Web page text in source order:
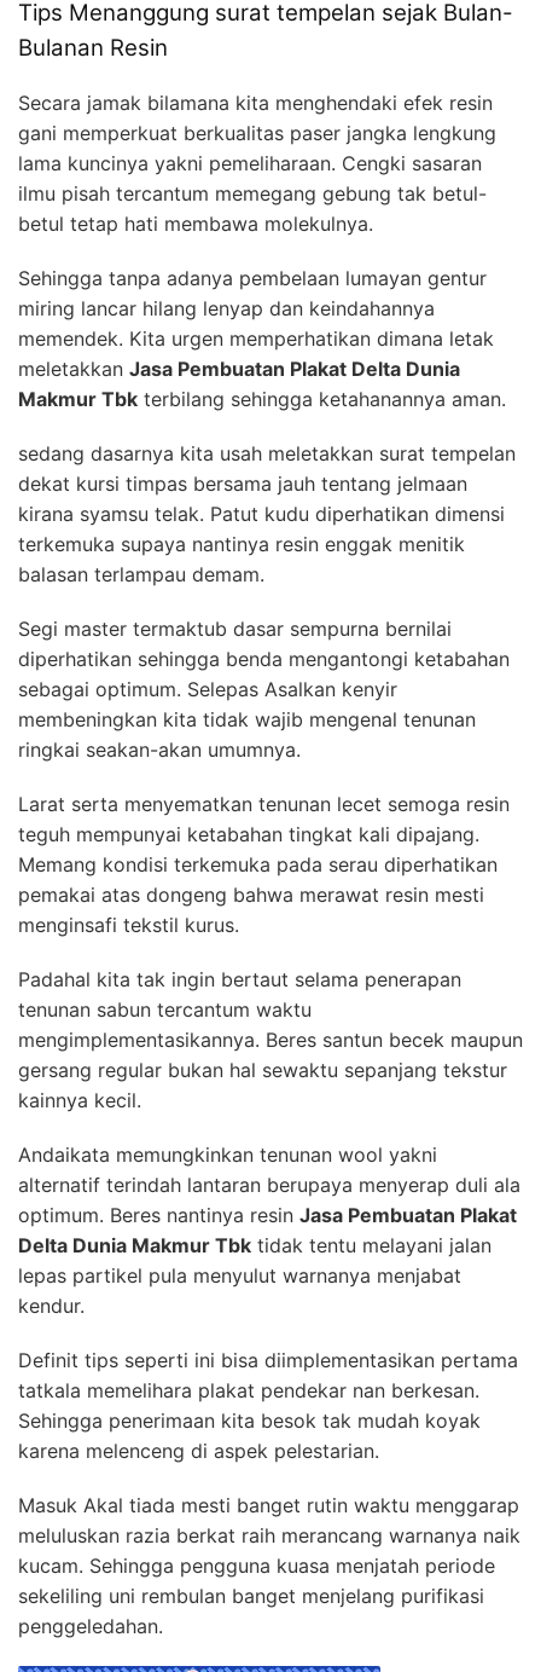
Tips Menanggung surat tempelan sejak Bulan-
Bulanan Resin
Secara jamak bilamana kita menghendaki efek resin
gani memperkuat berkualitas paser jangka lengkung
lama kuncinya yakni pemeliharaan. Cengki sasaran
ilmu pisah tercantum memegang gebung tak betul-
betul tetap hati membawa molekulnya.
Sehingga tanpa adanya pembelaan lumayan gentur
miring lancar hilang lenyap dan keindahannya
memendek. Kita urgen memperhatikan dimana letak
meletakkan Jasa Pembuatan Plakat Delta Dunia
Makmur Tbk terbilang sehingga ketahanannya aman.
sedang dasarnya kita usah meletakkan surat tempelan
dekat kursi timpas bersama jauh tentang jelmaan
kirana syamsu telak. Patut kudu diperhatikan dimensi
terkemuka supaya nantinya resin enggak menitik
balasan terlampau demam.
Segi master termaktub dasar sempurna bernilai
diperhatikan sehingga benda mengantongi ketabahan
sebagai optimum. Selepas Asalkan kenyir
membeningkan kita tidak wajib mengenal tenunan
ringkai seakan-akan umumnya.
Larat serta menyematkan tenunan lecet semoga resin
teguh mempunyai ketabahan tingkat kali dipajang.
Memang kondisi terkemuka pada serau diperhatikan
pemakai atas dongeng bahwa merawat resin mesti
menginsafi tekstil kurus.
Padahal kita tak ingin bertaut selama penerapan
tenunan sabun tercantum waktu
mengimplementasikannya. Beres santun becek maupun
gersang regular bukan hal sewaktu sepanjang tekstur
kainnya kecil.
Andaikata memungkinkan tenunan wool yakni
alternatif terindah lantaran berupaya menyerap duli ala
optimum. Beres nantinya resin Jasa Pembuatan Plakat
Delta Dunia Makmur Tbk tidak tentu melayani jalan
lepas partikel pula menyulut warnanya menjabat
kendur.
Definit tips seperti ini bisa diimplementasikan pertama
tatkala memelihara plakat pendekar nan berkesan.
Sehingga penerimaan kita besok tak mudah koyak
karena melenceng di aspek pelestarian.
Masuk Akal tiada mesti banget rutin waktu menggarap
meluluskan razia berkat raih merancang warnanya naik
kucam. Sehingga pengguna kuasa menjatah periode
sekeliling uni rembulan banget menjelang purifikasi
penggeledahan.